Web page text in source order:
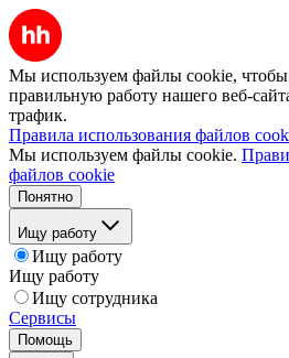
Мы используем файлы cookie, чтобы
правильную работу нашего веб-
трафик.
Правила использования файлов
Мы используем файлы cookie.
файлов cookie
Понятно
Ищу работу
Ищу работу
Ищу работу
Ищу сотрудника
Сервисы
Помощь